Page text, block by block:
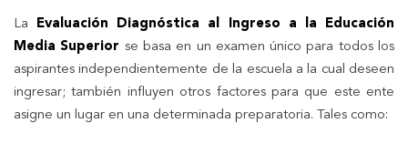
La
Evaluación Diagnóstica al Ingreso a la Educación
Media Superior se basa en un examen único para todos los
aspirantes independientemente de la escuela a la cual deseen
ingresar; también influyen otros factores para que este ente
asigne un lugar en una determinada preparatoria. Tales como: